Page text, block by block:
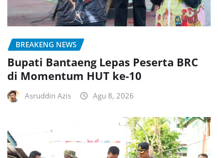
BREAKENG NEWS
Bupati Bantaeng Lepas Peserta BRC
di Momentum HUT ke-10
Asruddin Azis Agu 8, 2026